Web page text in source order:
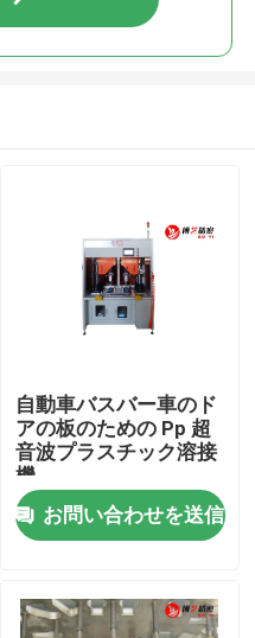
自動車バスバー車のド
アの板のための Pp 超
音波プラスチック溶接
機
お問い合わせを送信